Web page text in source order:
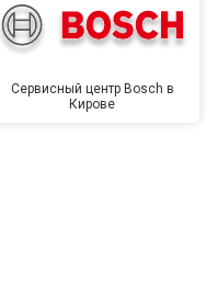
Сервисный центр Bosch в
Кирове